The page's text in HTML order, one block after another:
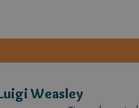
Weasley